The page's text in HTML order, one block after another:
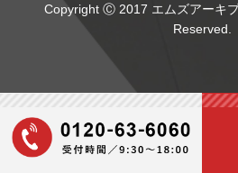
Copyright Ⓒ 2017 エムズアーキ
Reserved.